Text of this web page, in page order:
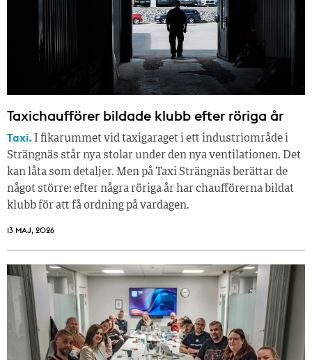
Taxichaufförer bildade klubb efter röriga år
Taxi. I fikarummet vid taxigaraget i ett industriområde i
Strängnäs står nya stolar under den nya ventilationen. Det
kan låta som detaljer. Men på Taxi Strängnäs berättar de
något större: efter några röriga år har chaufförerna bildat
klubb för att få ordning på vardagen.
13 MAJ, 2026